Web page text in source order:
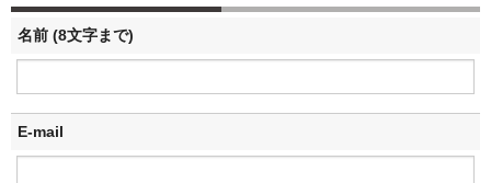
名前 (8文字まで)
E-mail